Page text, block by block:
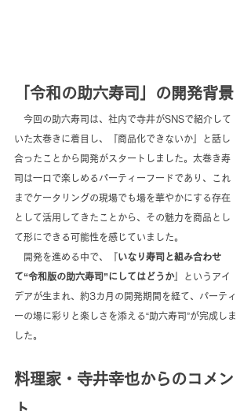
「令和の助六寿司」の開発背景
今回の助六寿司は、社内で寺井がSNSで紹介して
いた太巻きに着目し、『商品化できないか』と話し
合ったことから開発がスタートしました。太巻き寿
司は一口で楽しめるパーティーフードであり、これ
までケータリングの現場でも場を華やかにする存在
として活用してきたことから、その魅力を商品とし
て形にできる可能性を感じていました。
開発を進める中で、『いなり寿司と組み合わせ
て“令和版の助六寿司”にしてはどうか』というアイ
デアが生まれ、約3カ月の開発期間を経て、パーティ
ーの場に彩りと楽しさを添える“助六寿司”が完成しま
した。
料理家・寺井幸也からのコメン